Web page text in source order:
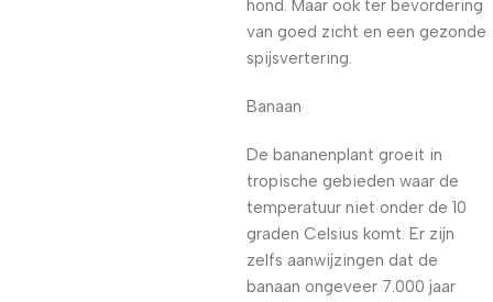
hond. Maar ook ter bevordering
van goed zicht en een gezonde
spijsvertering.
Banaan
De bananenplant groeit in
tropische gebieden waar de
temperatuur niet onder de 10
graden Celsius komt. Er zijn
zelfs aanwijzingen dat de
banaan ongeveer 7.000 jaar